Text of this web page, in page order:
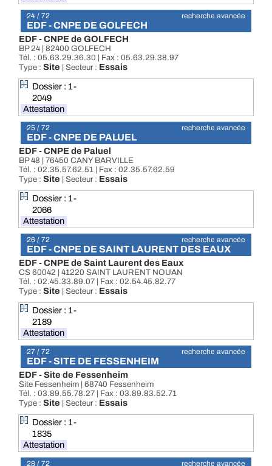
24 / 72 recherche avancée
EDF - CNPE DE GOLFECH
EDF - CNPE de GOLFECH
BP 24 | 82400 GOLFECH
Tél. : 05.63.29.36.30 | Fax : 05.63.29.38.97
Type : Site | Secteur : Essais
Dossier : 1-
2049
Attestation
25 / 72 recherche avancée
EDF - CNPE DE PALUEL
EDF - CNPE de Paluel
BP 48 | 76450 CANY BARVILLE
Tél. : 02.35.57.62.51 | Fax : 02.35.57.62.59
Type : Site | Secteur : Essais
Dossier : 1-
2066
Attestation
26 / 72 recherche avancée
EDF - CNPE DE SAINT LAURENT DES EAUX
EDF - CNPE de Saint Laurent des Eaux
CS 60042 | 41220 SAINT LAURENT NOUAN
Tél. : 02.45.33.89.07 | Fax : 02.54.45.82.77
Type : Site | Secteur : Essais
Dossier : 1-
2189
Attestation
27 / 72 recherche avancée
EDF - SITE DE FESSENHEIM
EDF - Site de Fessenheim
Site Fessenheim | 68740 Fessenheim
Tél. : 03.89.55.78.27 | Fax : 03.89.83.52.71
Type : Site | Secteur : Essais
Dossier : 1-
1835
Attestation
28 / 72 recherche avancée